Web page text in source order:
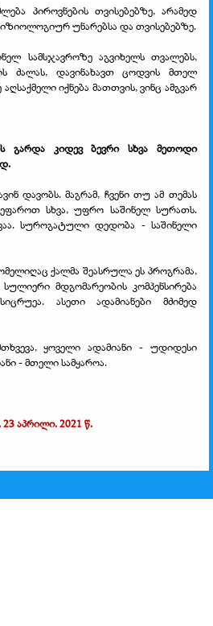
პიროვნების თვისებებზე, არამედ
უნარებსა და თვისებებზე.
სამსჯავროზე აგვიხელს თვალებს,
ძალას, დავინახავთ ცოდვის მთელ
იქნება მათთვის, ვინც ამგვარ
კიდევ ბევრი სხვა მეთოდი
დავობს. მაგრამ, ჩვენი თუ ამ თემას
სხვა, უფრო საშინელ სურათს.
სუროგატული დედობა - საშინელი
ქალმა შეასრულა ეს პროგრამა,
მდგომარეობის კომპენსირება
ასეთი ადამიანები მძიმედ
ყოველი ადამიანი - უდიდესი
- მთელი სამყაროა.
აპრილი. 2021 წ.